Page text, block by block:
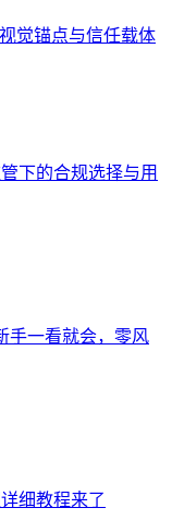
觉锚点与信任载体
下的合规选择与用
手一看就会，零风
细教程来了